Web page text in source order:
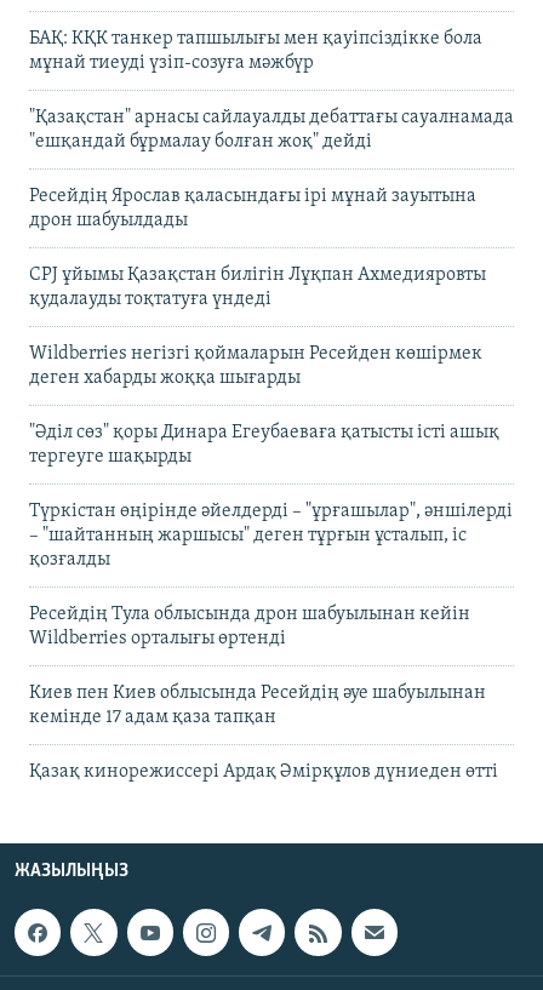
БАҚ: КҚК танкер тапшылығы мен қауіпсіздікке бола
мұнай тиеуді үзіп-созуға мәжбүр
"Қазақстан" арнасы сайлауалды дебаттағы сауалнамада
"ешқандай бұрмалау болған жоқ" дейді
Ресейдің Ярослав қаласындағы ірі мұнай зауытына
дрон шабуылдады
CPJ ұйымы Қазақстан билігін Лұқпан Ахмедияровты
қудалауды тоқтатуға үндеді
Wildberries негізгі қоймаларын Ресейден көшірмек
деген хабарды жоққа шығарды
"Әділ сөз" қоры Динара Егеубаеваға қатысты істі ашық
тергеуге шақырды
Түркістан өңірінде әйелдерді – "ұрғашылар", әншілерді
– "шайтанның жаршысы" деген тұрғын ұсталып, іс
қозғалды
Ресейдің Тула облысында дрон шабуылынан кейін
Wildberries орталығы өртенді
Киев пен Киев облысында Ресейдің әуе шабуылынан
кемінде 17 адам қаза тапқан
Қазақ кинорежиссері Ардақ Әмірқұлов дүниеден өтті
ЖАЗЫЛЫҢЫЗ